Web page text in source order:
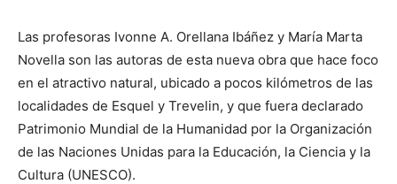
Las profesoras Ivonne A. Orellana Ibáñez y María Marta
Novella son las autoras de esta nueva obra que hace foco
en el atractivo natural, ubicado a pocos kilómetros de las
localidades de Esquel y Trevelin, y que fuera declarado
Patrimonio Mundial de la Humanidad por la Organización
de las Naciones Unidas para la Educación, la Ciencia y la
Cultura (UNESCO).